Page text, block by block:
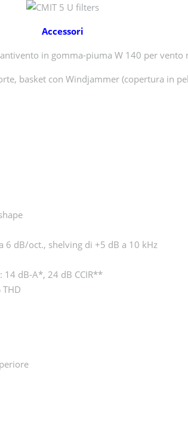
Accessori
in gomma-piuma W 140 per vento
basket con Windjammer (copertura in
dB/oct., shelving di +5 dB a 10 kHz
dB-A*, 24 dB CCIR**